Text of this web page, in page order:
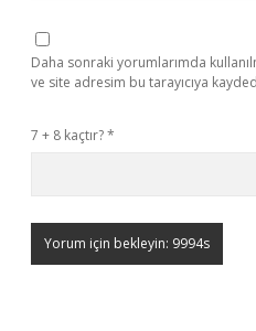
Daha sonraki yorumlarımda
ve site adresim bu tarayıcıya
7 + 8 kaçtır?*